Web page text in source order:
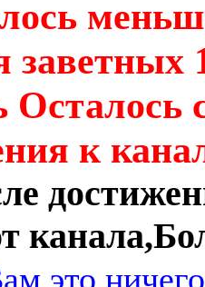
заветных
Осталось
к
это